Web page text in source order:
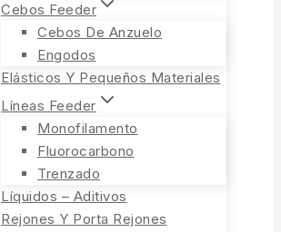
Cebos Feeder
Cebos De Anzuelo
Engodos
Elásticos Y Pequeños Materiales
Líneas Feeder
Monofilamento
Fluorocarbono
Trenzado
Líquidos – Aditivos
Rejones Y Porta Rejones